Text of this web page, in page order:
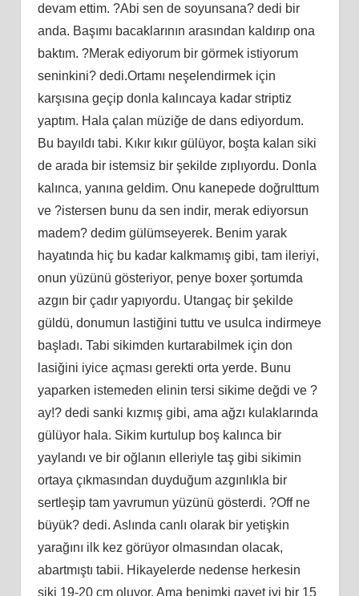
devam ettim. ?Abi sen de soyunsana? dedi bir
anda. Başımı bacaklarının arasından kaldırıp ona
baktım. ?Merak ediyorum bir görmek istiyorum
seninkini? dedi.Ortamı neşelendirmek için
karşısına geçip donla kalıncaya kadar striptiz
yaptım. Hala çalan müziğe de dans ediyordum.
Bu bayıldı tabi. Kıkır kıkır gülüyor, boşta kalan siki
de arada bir istemsiz bir şekilde zıplıyordu. Donla
kalınca, yanına geldim. Onu kanepede doğrulttum
ve ?istersen bunu da sen indir, merak ediyorsun
madem? dedim gülümseyerek. Benim yarak
hayatında hiç bu kadar kalkmamış gibi, tam ileriyi,
onun yüzünü gösteriyor, penye boxer şortumda
azgın bir çadır yapıyordu. Utangaç bir şekilde
güldü, donumun lastiğini tuttu ve usulca indirmeye
başladı. Tabi sikimden kurtarabilmek için don
lasiğini iyice açması gerekti orta yerde. Bunu
yaparken istemeden elinin tersi sikime değdi ve ?
ay!? dedi sanki kızmış gibi, ama ağzı kulaklarında
gülüyor hala. Sikim kurtulup boş kalınca bir
yaylandı ve bir oğlanın elleriyle taş gibi sikimin
ortaya çıkmasından duyduğum azgınlıkla bir
sertleşip tam yavrumun yüzünü gösterdi. ?Off ne
büyük? dedi. Aslında canlı olarak bir yetişkin
yarağını ilk kez görüyor olmasından olacak,
abartmıştı tabii. Hikayelerde nedense herkesin
siki 19-20 cm oluyor. Ama benimki gayet iyi bir 15